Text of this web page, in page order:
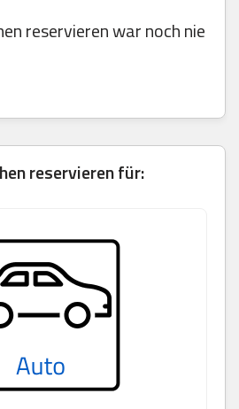
reservieren war noch nie
reservieren für: